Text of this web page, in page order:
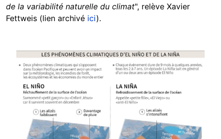
de la variabilité naturelle du climat", relève Xavier
Fettweis (lien archivé ici).
Image